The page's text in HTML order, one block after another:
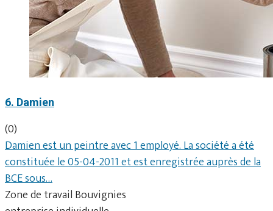
6. Damien
(0)
Damien est un peintre avec 1 employé. La société a été
constituée le 05-04-2011 et est enregistrée auprès de la
BCE sous…
Zone de travail Bouvignies